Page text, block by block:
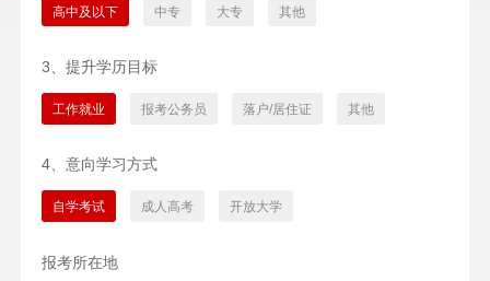
高中及以下 中专 大专 其他
3、提升学历目标
工作就业 报考公务员 落户/居住证 其他
4、意向学习方式
自学考试 成人高考 开放大学
报考所在地